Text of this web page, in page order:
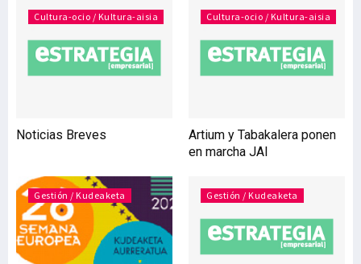
También al centro de
investigación e innovación
aplicada de la FP Tknika de
Errenteria, dependiente
desde el estallido de la
crisis sanitaria se ha
desarrollo de diversos
dirigidos al personal
sanitario. En colaboración
Cultura-ocio / Kultura-aisia
Noticias Breves
Cultura-ocio / Kultura-aisia
Artium y Tabakalera ponen
en marcha JAI
Gestión / Kudeaketa Gestión / Kudeaketa